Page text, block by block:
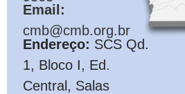
Email:
cmb@cmb.org.br
Endereço: SCS Qd.
1, Bloco I, Ed.
Central, Salas